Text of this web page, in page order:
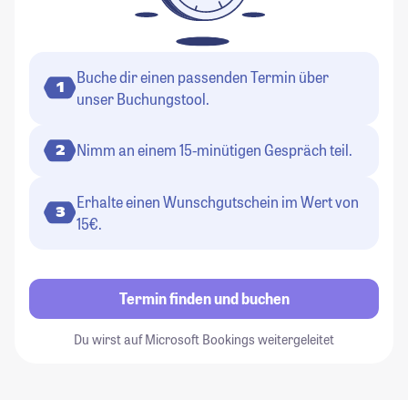
1
Buche dir einen passenden Termin über
unser Buchungstool.
2 Nimm an einem 15-minütigen Gespräch teil.
3
Erhalte einen Wunschgutschein im Wert von
15€.
Termin finden und buchen
Du wirst auf Microsoft Bookings weitergeleitet